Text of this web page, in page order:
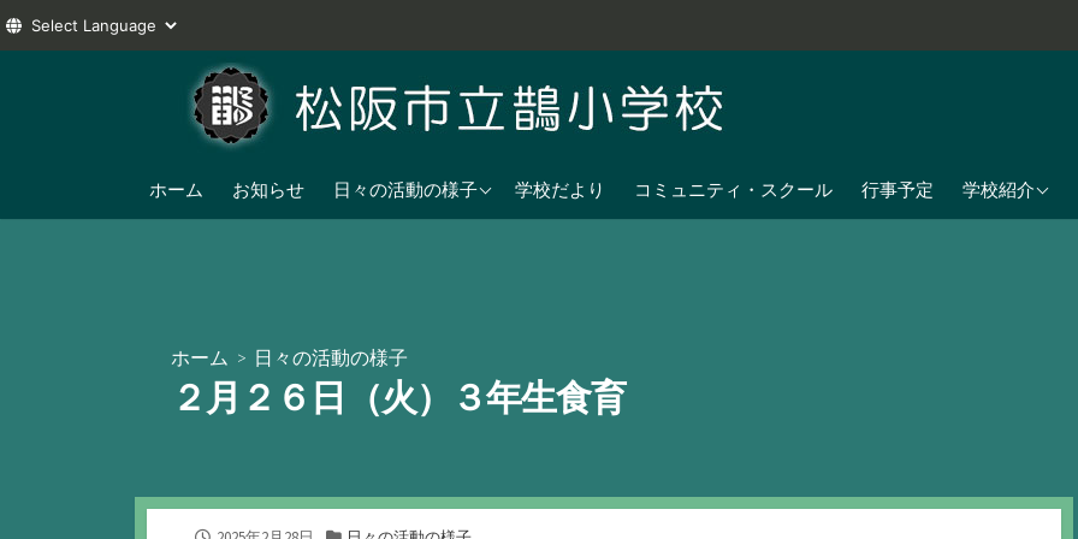
へ
ホーム お知らせ 日々の活動の様子
2025年度
学校だより コミュニティ・スクール 行事予定 学校紹介
学校教育目標
ホーム > 日々の活動の様子
２月２６日（火）３年生食育
公
カ